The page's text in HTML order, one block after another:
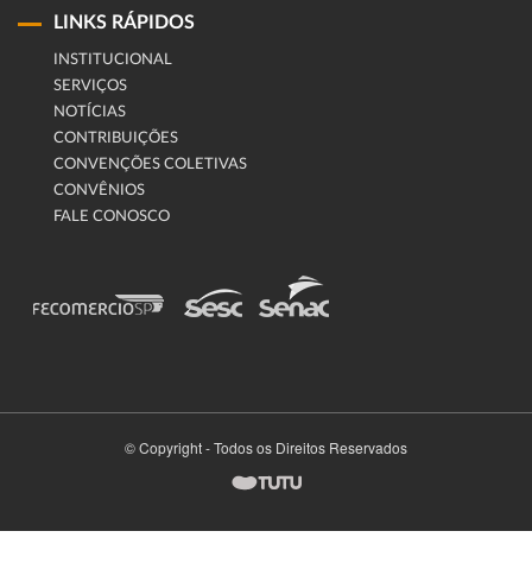
LINKS RÁPIDOS
INSTITUCIONAL
SERVIÇOS
NOTÍCIAS
CONTRIBUIÇÕES
CONVENÇÕES COLETIVAS
CONVÊNIOS
FALE CONOSCO
© Copyright - Todos os Direitos Reservados